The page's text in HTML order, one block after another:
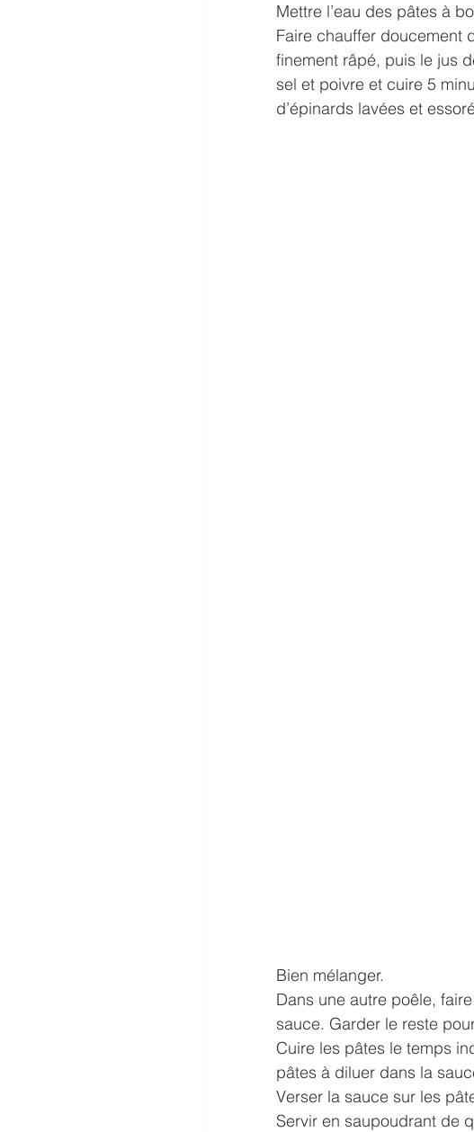
Mettre l’eau des pâtes à
Faire chauffer doucement
finement râpé, puis le jus
sel et poivre et cuire 5
d’épinards lavées et
Bien mélanger.
Dans une autre poêle,
sauce. Garder le reste
Cuire les pâtes le temps
pâtes à diluer dans la
Verser la sauce sur les
Servir en saupoudrant de